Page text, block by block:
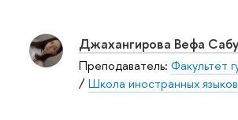
Джахангирова Вефа
Преподаватель: Факультет
/Школа иностранных языков